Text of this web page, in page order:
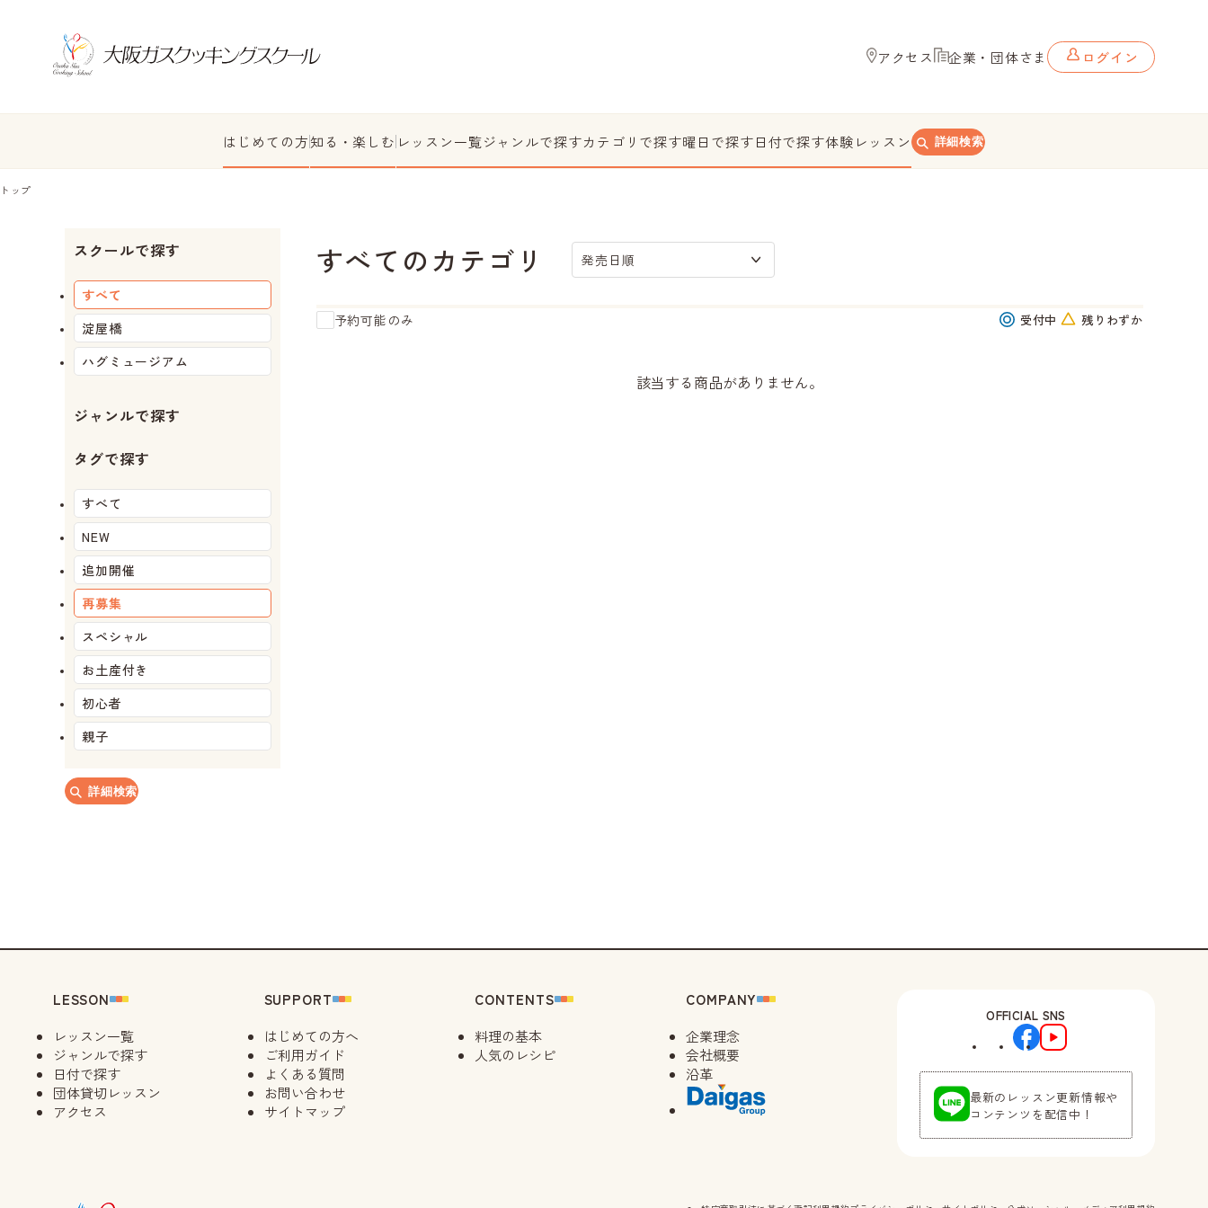
アクセス 企業・団体さま ログイン
はじめての方知る・楽しむ レッスン一覧ジャンルで探すカテゴリで探す曜日で探す日付で探す体験レッスン 詳細検索
トップ
スクールで探す
すべて
淀屋橋
ハグミュージアム
ジャンルで探す
タグで探す
すべて
NEW
追加開催
再募集
スペシャル
お土産付き
初心者
親子
詳細検索
すべてのカテゴリ 発売日順
予約可能のみ 受付中 残りわずか
該当する商品がありません。
LESSON
レッスン一覧
ジャンルで探す
日付で探す
団体貸切レッスン
アクセス
SUPPORT
はじめての方へ
ご利用ガイド
よくある質問
お問い合わせ
サイトマップ
CONTENTS
料理の基本
人気のレシピ
COMPANY
企業理念
会社概要
沿革
OFFICIAL SNS
最新のレッスン更新情報や
コンテンツを配信中！